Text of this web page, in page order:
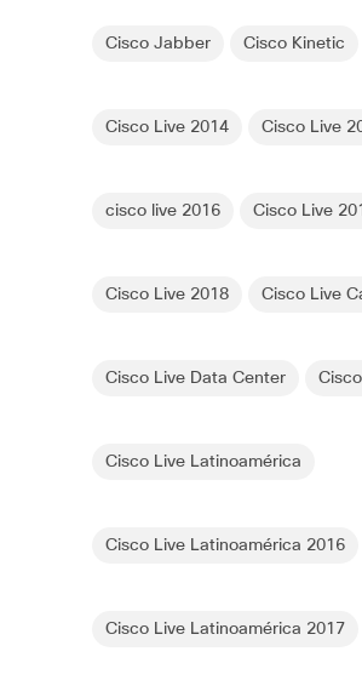
Cisco Jabber Cisco Kinetic
Cisco Live 2014 Cisco Live
cisco live 2016 Cisco Live
Cisco Live 2018 Cisco Live
Cisco Live Data Center
Cisco Live Latinoamérica
Cisco Live Latinoamérica 2016
Cisco Live Latinoamérica 2017